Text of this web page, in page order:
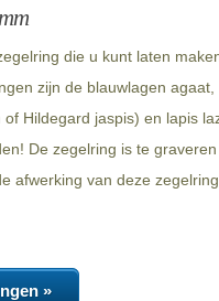
die u kunt laten
zijn de blauwlagen agaat,
Hildegard jaspis) en lapis
De zegelring is te
afwerking van deze
»